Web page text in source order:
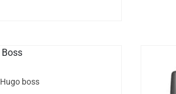
Hugo boss